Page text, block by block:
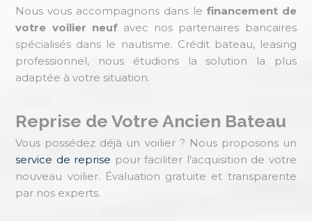
Nous vous accompagnons dans le financement de
votre voilier neufavec nos partenaires bancaires
spécialisés dans le nautisme. Crédit bateau, leasing
professionnel, nous étudions la solution la plus
adaptée à votre situation.
Reprise de Votre Ancien Bateau
Vous possédez déjà un voilier ? Nous proposons un
service de reprise pour faciliter l'acquisition de votre
nouveau voilier. Évaluation gratuite et transparente
par nos experts.